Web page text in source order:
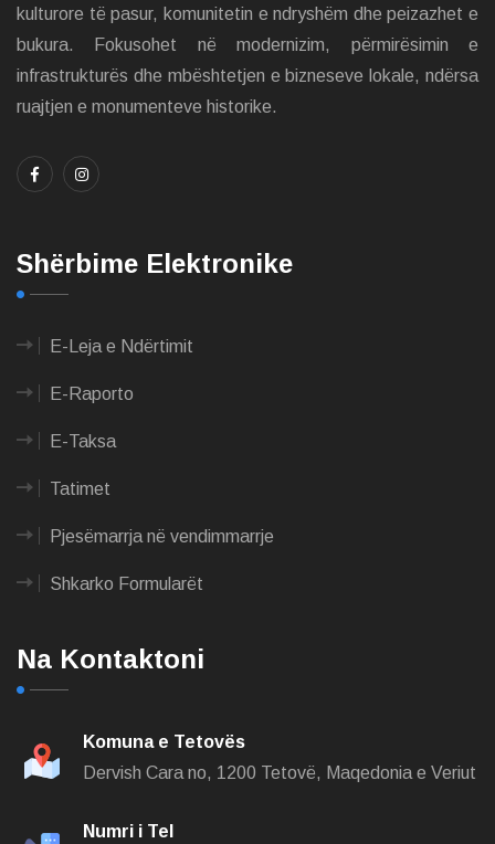
kulturore të pasur, komunitetin e ndryshëm dhe peizazhet e
bukura. Fokusohet në modernizim, përmirësimin e
infrastrukturës dhe mbështetjen e bizneseve lokale, ndërsa
ruajtjen e monumenteve historike.
Shërbime Elektronike
E-Leja e Ndërtimit
E-Raporto
E-Taksa
Tatimet
Pjesëmarrja në vendimmarrje
Shkarko Formularët
Na Kontaktoni
Komuna e Tetovës
Dervish Cara no, 1200 Tetovë, Maqedonia e Veriut
Numri i Tel